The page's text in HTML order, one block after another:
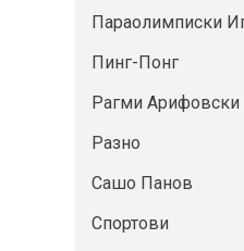
Параолимписки
Пинг-Понг
Рагми Арифовски
Разно
Сашо Панов
Спортови